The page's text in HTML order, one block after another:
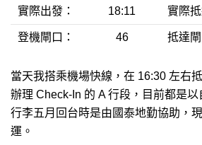
實際出發： 18:11 實際抵
登機閘口： 46 抵達閘
當天我搭乘機場快線，在 16:30 左右
辦理 Check-In 的 A 行段，目前都是
行李五月回台時是由國泰地勤協助，
運。